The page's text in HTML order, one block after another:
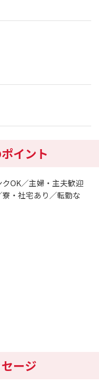
イント
OK／主婦・主夫歓迎
・社宅あり／転勤な
ージ